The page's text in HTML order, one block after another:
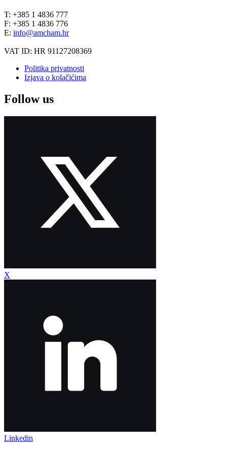
T: +385 1 4836 777
F: +385 1 4836 776
E: info@amcham.hr
VAT ID: HR 91127208369
Politika privatnosti
Izjava o kolačićima
Follow us
X
Linkedin